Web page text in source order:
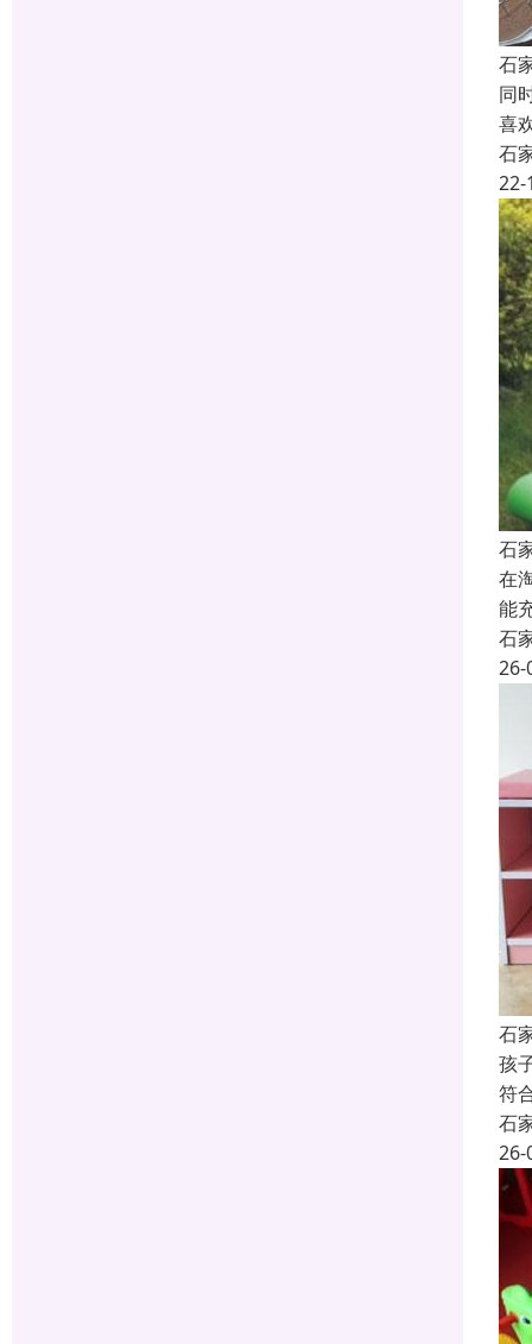
石
同
喜
石
22-
石
在
能
石
26-
石
孩
符
石
26-